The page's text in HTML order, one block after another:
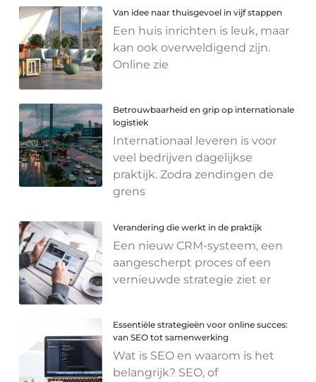
Van idee naar thuisgevoel in vijf stappen
Een huis inrichten is leuk, maar
kan ook overweldigend zijn.
Online zie
Betrouwbaarheid en grip op internationale
logistiek
Internationaal leveren is voor
veel bedrijven dagelijkse
praktijk. Zodra zendingen de
grens
Verandering die werkt in de praktijk
Een nieuw CRM-systeem, een
aangescherpt proces of een
vernieuwde strategie ziet er
Essentiële strategieën voor online succes:
van SEO tot samenwerking
Wat is SEO en waarom is het
belangrijk? SEO, of